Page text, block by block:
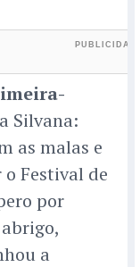
Silvana:
as malas e
Festival de
por
a